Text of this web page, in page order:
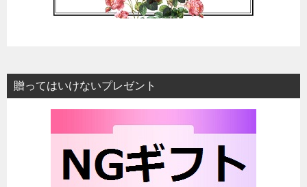
贈ってはいけないプレゼント